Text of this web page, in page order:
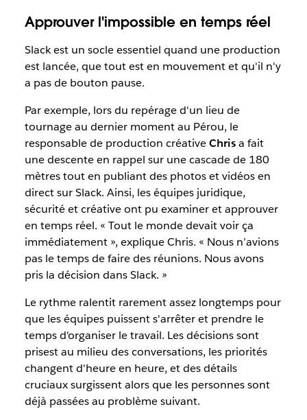
Approuver l'impossible en temps réel
Slack est un socle essentiel quand une production
est lancée, que tout est en mouvement et qu'il n'y
a pas de bouton pause.
Par exemple, lors du repérage d'un lieu de
tournage au dernier moment au Pérou, le
responsable de production créativeChrisa fait
une descente en rappel sur une cascade de 180
mètres tout en publiant des photos et vidéos en
direct sur Slack. Ainsi, les équipes juridique,
sécurité et créative ont pu examiner et approuver
en temps réel. « Tout le monde devait voir ça
immédiatement », explique Chris. « Nous n’avions
pas le temps de faire des réunions. Nous avons
pris la décision dans Slack. »
Le rythme ralentit rarement assez longtemps pour
que les équipes puissent s'arrêter et prendre le
temps d'organiser le travail. Les décisions sont
prisest au milieu des conversations, les priorités
changent d'heure en heure, et des détails
cruciaux surgissent alors que les personnes sont
déjà passées au problème suivant.